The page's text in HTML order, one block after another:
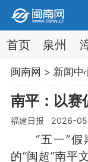
首页 泉州
闽南网 > 新闻中
南平：以赛
福建日报 2026-
“五一”假
的“闽超”南平